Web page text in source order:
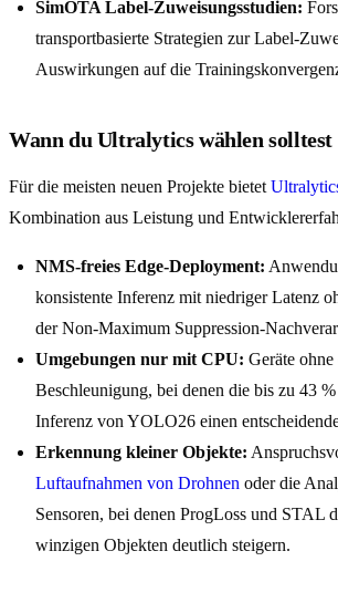
SimOTA Label-Zuweisungsstudien:
transportbasierte Strategien zur Label-
Auswirkungen auf die
Wann du Ultralytics wählen
Für die meisten neuen Projekte bietet
Kombination aus Leistung und
NMS-freies Edge-Deployment:
konsistente Inferenz mit niedriger Latenz
der Non-Maximum Suppression-
Umgebungen nur mit CPU: Geräte
Beschleunigung, bei denen die bis zu 43
Inferenz von YOLO26 einen
Erkennung kleiner Objekte:
Luftaufnahmen von Drohnen oder die
Sensoren, bei denen ProgLoss und STAL
winzigen Objekten deutlich steigern.